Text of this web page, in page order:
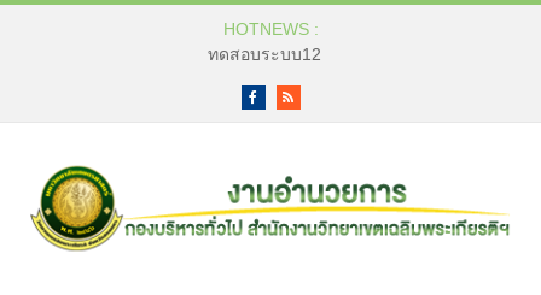
HOTNEWS :
ทดสอบระบบ12
FacebookRSS